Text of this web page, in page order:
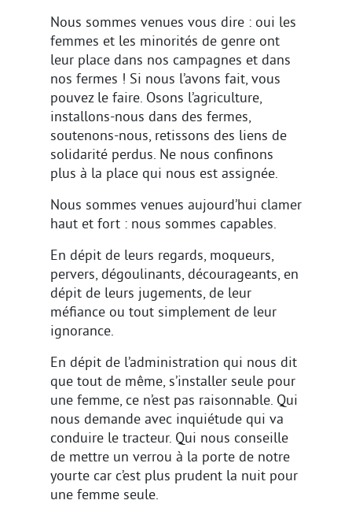
Nous sommes venues vous dire : oui les
femmes et les minorités de genre ont
leur place dans nos campagnes et dans
nos fermes ! Si nous l’avons fait, vous
pouvez le faire. Osons l’agriculture,
installons-nous dans des fermes,
soutenons-nous, retissons des liens de
solidarité perdus. Ne nous confinons
plus à la place qui nous est assignée.
Nous sommes venues aujourd’hui clamer
haut et fort : nous sommes capables.
En dépit de leurs regards, moqueurs,
pervers, dégoulinants, décourageants, en
dépit de leurs jugements, de leur
méfiance ou tout simplement de leur
ignorance.
En dépit de l’administration qui nous dit
que tout de même, s’installer seule pour
une femme, ce n’est pas raisonnable. Qui
nous demande avec inquiétude qui va
conduire le tracteur. Qui nous conseille
de mettre un verrou à la porte de notre
yourte car c’est plus prudent la nuit pour
une femme seule.